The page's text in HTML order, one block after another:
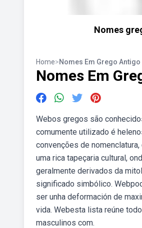
Nomes
Home>Nomes Em Grego Antigo
Nomes Em
Webos gregos são
comumente utilizado é
convenções de
uma rica tapeçaria cultural,
geralmente derivados da
significado simbólico.
ser unha deformación de
vida. Webesta lista reúne
masculinos com.